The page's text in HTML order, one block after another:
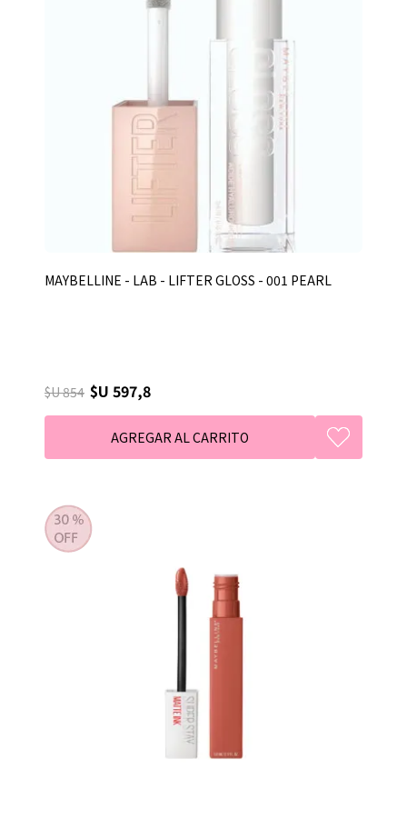
MAYBELLINE - LAB - LIFTER GLOSS - 001 PEARL
$U 854 $U 597,8